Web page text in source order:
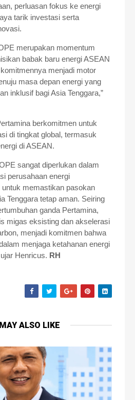
perluasan fokus ke energi
tarik investasi serta
merupakan momentum
babak baru energi ASEAN
menjadi motor
masa depan energi yang
inklusif bagi Asia Tenggara,”
berkomitmen untuk
di tingkat global, termasuk
di ASEAN.
sangat diperlukan dalam
perusahaan energi
memastikan pasokan
Tenggara tetap aman. Seiring
ganda Pertamina,
migas eksisting dan akselerasi
menjadi komitmen bahwa
menjaga ketahanan energi
Henricus. RH
ALSO LIKE